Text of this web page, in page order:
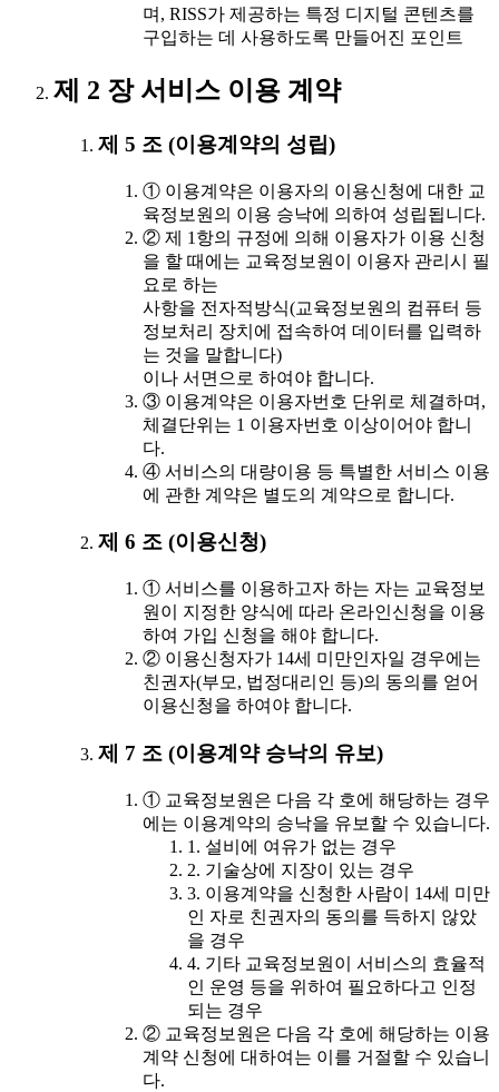
며, RISS가 제공하는 특정 디지털 콘텐츠를
구입하는 데 사용하도록 만들어진 포인트
제 2 장 서비스 이용 계약
제 5 조 (이용계약의 성립)
① 이용계약은 이용자의 이용신청에 대한 교
육정보원의 이용 승낙에 의하여 성립됩니다.
② 제 1항의 규정에 의해 이용자가 이용 신청
을 할 때에는 교육정보원이 이용자 관리시 필
요로 하는
사항을 전자적방식(교육정보원의 컴퓨터 등
정보처리 장치에 접속하여 데이터를 입력하
는 것을 말합니다)
이나 서면으로 하여야 합니다.
③ 이용계약은 이용자번호 단위로 체결하며,
체결단위는 1 이용자번호 이상이어야 합니
다.
④ 서비스의 대량이용 등 특별한 서비스 이용
에 관한 계약은 별도의 계약으로 합니다.
제 6 조 (이용신청)
① 서비스를 이용하고자 하는 자는 교육정보
원이 지정한 양식에 따라 온라인신청을 이용
하여 가입 신청을 해야 합니다.
② 이용신청자가 14세 미만인자일 경우에는
친권자(부모, 법정대리인 등)의 동의를 얻어
이용신청을 하여야 합니다.
제 7 조 (이용계약 승낙의 유보)
① 교육정보원은 다음 각 호에 해당하는 경우
에는 이용계약의 승낙을 유보할 수 있습니다.
1. 설비에 여유가 없는 경우
2. 기술상에 지장이 있는 경우
3. 이용계약을 신청한 사람이 14세 미만
인 자로 친권자의 동의를 득하지 않았
을 경우
4. 기타 교육정보원이 서비스의 효율적
인 운영 등을 위하여 필요하다고 인정
되는 경우
② 교육정보원은 다음 각 호에 해당하는 이용
계약 신청에 대하여는 이를 거절할 수 있습니
다.